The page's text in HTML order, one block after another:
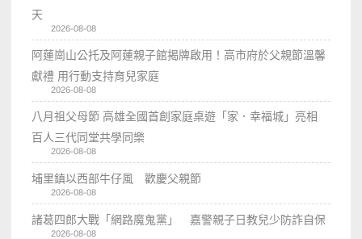
天
2026-08-08
阿蓮崗山公托及阿蓮親子館揭牌啟用！高市府於父親節溫馨
獻禮 用行動支持育兒家庭
2026-08-08
八月祖父母節 高雄全國首創家庭桌遊「家．幸福城」亮相
百人三代同堂共學同樂
2026-08-08
埔里鎮以西部牛仔風 歡慶父親節
2026-08-08
諸葛四郎大戰「網路魔鬼黨」 嘉警親子日教兒少防詐自保
2026-08-08